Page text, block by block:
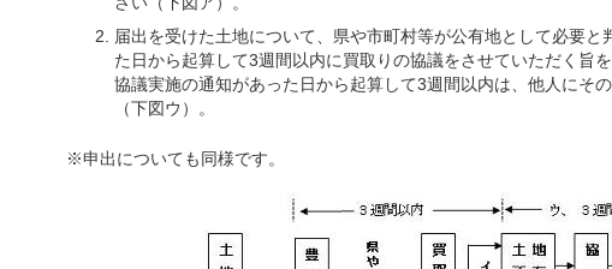
届出を受けた土地について、県や市町村等が公有地として必要
た日から起算して3週間以内に買取りの協議をさせていただく旨
協議実施の通知があった日から起算して3週間以内は、他人にそ
（下図ウ）。
※申出についても同様です。